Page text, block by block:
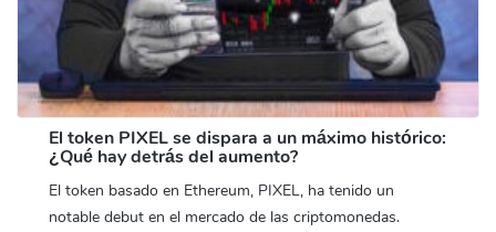
El token PIXEL se dispara a un máximo histórico:
¿Qué hay detrás del aumento?
El token basado en Ethereum, PIXEL, ha tenido un
notable debut en el mercado de las criptomonedas.